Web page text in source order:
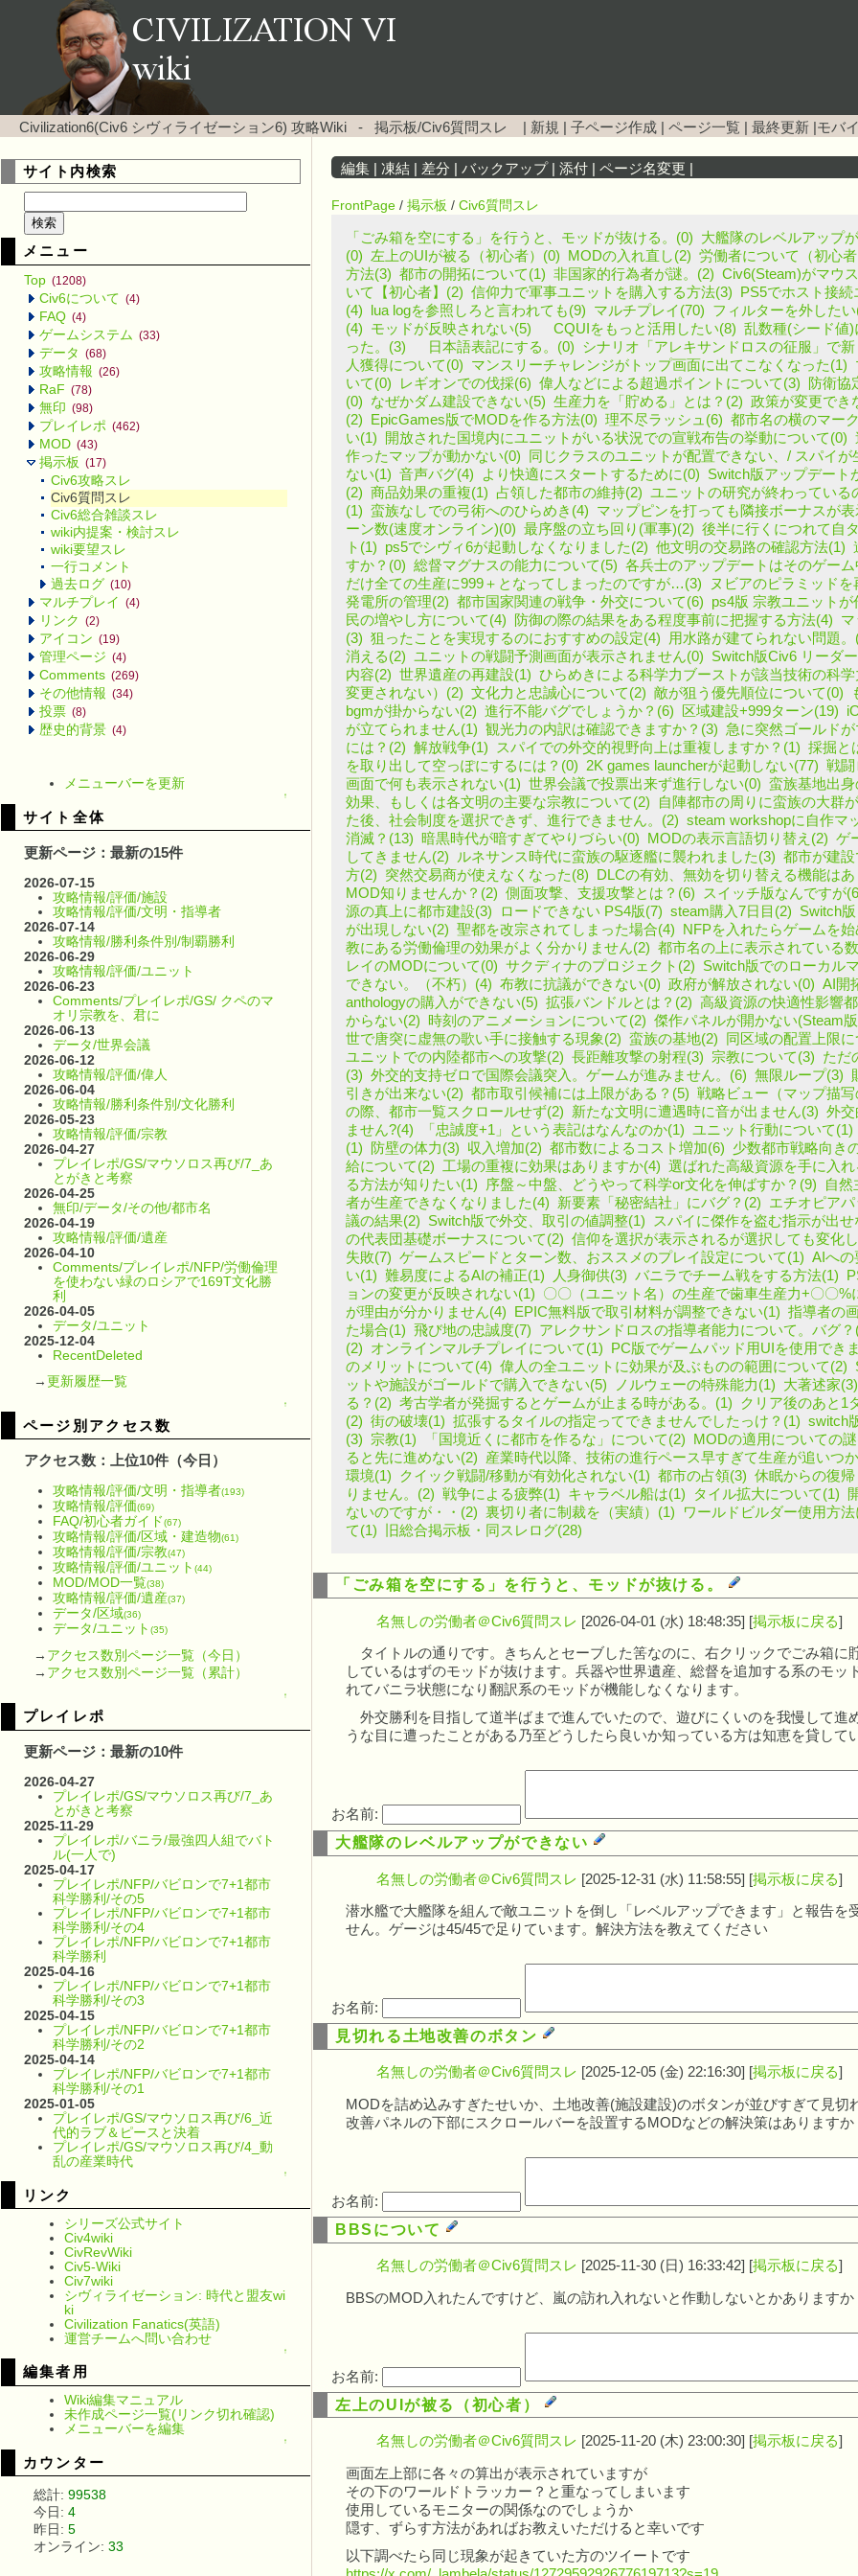
Civilization6(Civ6 シヴィライゼーション6) 攻略Wiki - 掲示板/Civ6質問スレ 新規 子ページ作成 ページ一覧 最終更新 モバ
サイト内検索
メニュー
Top (1208)
Civ6について (4)
FAQ (4)
ゲームシステム (33)
データ (68)
攻略情報 (26)
RaF (78)
無印 (98)
プレイレポ (462)
MOD (43)
掲示板 (17)
Civ6攻略スレ
Civ6質問スレ
Civ6総合雑談スレ
wiki内提案・検討スレ
wiki要望スレ
一行コメント
過去ログ (10)
マルチプレイ (4)
リンク (2)
アイコン (19)
管理ページ (4)
Comments (269)
その他情報 (34)
投票 (8)
歴史的背景 (4)
メニューバーを更新
↑
サイト全体
更新ページ：最新の15件
2026-07-15
攻略情報/評価/施設
攻略情報/評価/文明・指導者
2026-07-14
攻略情報/勝利条件別/制覇勝利
2026-06-29
攻略情報/評価/ユニット
2026-06-23
Comments/プレイレポ/GS/ クペのマ
オリ宗教を、君に
2026-06-13
データ/世界会議
2026-06-12
攻略情報/評価/偉人
2026-06-04
攻略情報/勝利条件別/文化勝利
2026-05-23
攻略情報/評価/宗教
2026-04-27
プレイレポ/GS/マウソロス再び/7_あ
とがきと考察
2026-04-25
無印/データ/その他/都市名
2026-04-19
攻略情報/評価/遺産
2026-04-10
Comments/プレイレポ/NFP/労働倫理
を使わない緑のロシアで169T文化勝
利
2026-04-05
データ/ユニット
2025-12-04
RecentDeleted
→更新履歴一覧
↑
ページ別アクセス数
アクセス数：上位10件（今日）
攻略情報/評価/文明・指導者(193)
攻略情報/評価(69)
FAQ/初心者ガイド(67)
攻略情報/評価/区域・建造物(61)
攻略情報/評価/宗教(47)
攻略情報/評価/ユニット (44)
MOD/MOD一覧(38)
攻略情報/評価/遺産(37)
データ/区域(36)
データ/ユニット (35)
→ アクセス数別ページ一覧（今日）
→ アクセス数別ページ一覧（累計）
↑
プレイレポ
更新ページ：最新の10件
2026-04-27
プレイレポ/GS/マウソロス再び/7_あ
とがきと考察
2025-11-29
プレイレポ/バニラ/最強四人組でバト
ル(一人で)
2025-04-17
プレイレポ/NFP/バビロンで7+1都市
科学勝利/その5
プレイレポ/NFP/バビロンで7+1都市
科学勝利/その4
プレイレポ/NFP/バビロンで7+1都市
科学勝利
2025-04-16
プレイレポ/NFP/バビロンで7+1都市
科学勝利/その3
2025-04-15
プレイレポ/NFP/バビロンで7+1都市
科学勝利/その2
2025-04-14
プレイレポ/NFP/バビロンで7+1都市
科学勝利/その1
2025-01-05
プレイレポ/GS/マウソロス再び/6_近
代的ラブ＆ピースと決着
プレイレポ/GS/マウソロス再び/4_動
乱の産業時代
↑
リンク
シリーズ公式サイト
Civ4wiki
CivRevWiki
Civ5-Wiki
Civ7wiki
シヴィライゼーション: 時代と盟友wi
ki
Civilization Fanatics(英語)
運営チームへ問い合わせ
↑
編集者用
Wiki編集マニュアル
未作成ページ一覧(リンク切れ確認)
メニューバーを編集
↑
カウンター
総計: 99538
今日: 4
昨日: 5
オンライン: 33
編集 凍結 差分 バックアップ| 添付 ページ名変更
FrontPage / 掲示板 / Civ6質問スレ
「ごみ箱を空にする」を行うと、モッドが抜ける。(0)
大艦隊のレベルアップ
(0)
左上のUIが被る（初心者）(0) MODの入れ直し(2) 労働者について（初心
方法(3) 都市の開拓について(1) 非国家的行為者が謎。(2) Civ6(Steam)がマウ
いて【初心者】(2) 信仰力で軍事ユニットを購入する方法(3)
PS5でホスト接
(4)
lua logを参照しろと言われても(9) マルチプレイ(70)
フィルターを外した
(4)
モッドが反映されない(5) CQUIをもっと活用したい(8) 乱数種(シード値)
った。(3)
日本語表記にする。(0)
シナリオ「アレキサンドロスの征服」で
人獲得について(0)
マンスリーチャレンジがトップ画面に出てこなくなった(1)
いて(0)
レギオンでの伐採(6) 偉人などによる超過ポイントについて(3)
防衛協
(0)
なぜかダム建設できない(5) 生産力を「貯める」とは？(2) 政策が変更でき
(2)
EpicGames版でMODを作る方法(0) 理不尽ラッシュ(6) 都市名の横のマー
い(1)
開放された国境内にユニットがいる状況での宣戦布告の挙動について(0)
作ったマップが動かない(0)
同じクラスのユニットが配置できない、/ スパイが
ない(1) 音声バグ(4) より快適にスタートするために(0)
Switch版アップデート
(2) 商品効果の重複(1) 占領した都市の維持(2) ユニットの研究が終わっている
(1) 蛮族なしでの弓術へのひらめき(4)
マップピンを打っても隣接ボーナスが
ーン数(速度オンライン)(0) 最序盤の立ち回り(軍事)(2) 後半に行くにつれて自
ト(1)
ps5でシヴィ6が起動しなくなりました(2) 他文明の交易路の確認方法(1)
すか？(0) 総督マグナスの能力について(5) 各兵士のアップデートはそのゲー
だけ全ての生産に999＋となってしまったのですが…(3)
ヌビアのピラミッド
発電所の管理(2) 都市国家関連の戦争・外交について(6)
ps4版 宗教ユニットが
民の増やし方について(4)
防御の際の結果をある程度事前に把握する方法(4)
(3) 狙ったことを実現するのにおすすめの設定(4)
用水路が建てられない問題。
消える(2) ユニットの戦闘予測画面が表示されません(0)
Switch版Civ6 リーダ
内容(2) 世界遺産の再建設(1) ひらめきによる科学力ブーストが該当技術の科
変更されない）(2) 文化力と忠誠心について(2) 敵が狙う優先順位について(0)
bgmが掛からない(2) 進行不能バグでしょうか？(6) 区域建設+999ターン(19)
が立てられません(1) 観光力の内訳は確認できますか？(3) 急に突然ゴールド
には？(2) 解放戦争(1) スパイでの外交的視野向上は重複しますか？(1) 採掘と
を取り出して空っぽにするには？(0)
2K games launcherが起動しない(77) 戦闘
画面で何も表示されない(1) 世界会議で投票出来ず進行しない(0) 蛮族基地出
効果、もしくは各文明の主要な宗教について(2)
自陣都市の周りに蛮族の大群
た後、社会制度を選択できず、進行できません。(2) steam workshopに自作マ
消滅？(13)
暗黒時代が暗すぎてやりづらい(0) MODの表示言語切り替え(2) ゲ
してきません(2)
ルネサンス時代に蛮族の駆逐艦に襲われました(3) 都市が建
方(2)
突然交易商が使えなくなった(8)
DLCの有効、無効を切り替える機能は
MOD知りませんか？(2) 側面攻撃、支援攻撃とは？(6)
スイッチ版なんですが
源の真上に都市建設(3)
ロードできない PS4版(7) steam購入7日目(2)
Switch
が出現しない(2) 聖都を改宗されてしまった場合(4)
NFPを入れたらゲームを
教にある労働倫理の効果がよく分かりません(2) 都市名の上に表示されている
レイのMODについて(0) サクディナのプロジェクト(2)
Switch版でのローカル
できない。（不朽）(4) 布教に抗議ができない(0) 政府が解放されない(0) AI開
anthologyの購入ができない(5) 拡張バンドルとは？(2) 高級資源の快適性影響
からない(2)
時刻のアニメーションについて(2) 傑作パネルが開かない(Steam
世で唐突に虚無の歌い手に接触する現象(2) 蛮族の基地(2)
同区域の配置上限
ユニットでの内陸都市への攻撃(2) 長距離攻撃の射程(3) 宗教について(3)
ただ
(3) 外交的支持ゼロで国際会議突入。ゲームが進みません。(6) 無限ループ(3)
引きが出来ない(2) 都市取引候補には上限がある？(5) 戦略ビュー（マップ描
の際、都市一覧スクロールせず(2)
新たな文明に遭遇時に音が出ません(3) 外交
ません?(4)
「忠誠度+1」という表記はなんなのか(1) ユニット行動について(1)
(1)
防壁の体力(3) 収入増加(2) 都市数によるコスト増加(6)
少数都市戦略向き
給について(2)
工場の重複に効果はありますか(4) 選ばれた高級資源を手に入
る方法が知りたい(1)
序盤～中盤、どうやって科学or文化を伸ばすか？(9)
自然
者が生産できなくなりました(4)
新要素「秘密結社」にバグ？(2)
エチオピア
議の結果(2)
Switch版で外交、取引の値調整(1)
スパイに傑作を盗む指示が出せ
の代表団基礎ボーナスについて(2) 信仰を選択が表示されるが選択しても変化
失敗(7) ゲームスピードとターン数、おススメのプレイ設定について(1) AIへの
い(1) 難易度によるAIの補正(1) 人身御供(3) バニラでチーム戦をする方法(1)
ョンの変更が反映されない(1)
〇〇（ユニット名）の生産で歯車生産力+〇〇%
が理由が分かりません(4)
EPIC無料版で取引材料が調整できない(1) 指導者の
た場合(1) 飛び地の忠誠度(7)
アレクサンドロスの指導者能力について。バグ？
(2)
オンラインマルチプレイについて(1)
PC版でゲームパッド用UIを使用でき
のメリットについて(4) 偉人の全ユニットに効果が及ぶものの範囲について(2)
ットや施設がゴールドで購入できない(5)
ノルウェーの特殊能力(1)
大著述家(3)
る？(2) 考古学者が発掘するとゲームが止まる時がある。(1)
クリア後のあと1
(2) 街の破壊(1) 拡張するタイルの指定ってできませんでしたっけ？(1) switch
(3)
宗教(1) 「国境近くに都市を作るな」について(2)
MODの適用についての
ると先に進めない(2)
産業時代以降、技術の進行ペース早すぎて生産が追いつ
環境(1)
クイック戦闘/移動が有効化されない(1) 都市の占領(3) 休眠からの復
りません。(2) 戦争による疲弊(1) キャラベル船は(1) タイル拡大について(1)
ないのですが・・(2) 裏切り者に制裁を（実績）(1)
ワールドビルダー使用方
て(1)
旧総合掲示板・同スレログ(28)
「ごみ箱を空にする」を行うと、モッドが抜ける。
名無しの労働者＠Civ6質問スレ [2026-04-01 (水) 18:48:35] [掲示板に戻る]
タイトルの通りです。きちんとセーブした筈なのに、右クリックでごみ箱に
しているはずのモッドが抜けます。兵器や世界遺産、総督を追加する系のモ
れてバニラ状態になり翻訳系のモッドが機能しなくなります。
外交勝利を目指して道半ばまで進んでいたので、遊びにくいのを我慢して進
うな目に遭ったことがある乃至どうしたら良いか知っている方は知恵を貸して
お名前:
大艦隊のレベルアップができない
名無しの労働者＠Civ6質問スレ [2025-12-31 (水) 11:58:55] [掲示板に戻る]
潜水艦で大艦隊を組んで敵ユニットを倒し「レベルアップできます」と報告
せん。ゲージは45/45で足りています。解決方法を教えてください
お名前:
見切れる土地改善のボタン
名無しの労働者＠Civ6質問スレ [2025-12-05 (金) 22:16:30] [掲示板に戻る]
MODを詰め込みすぎたせいか、土地改善(施設建設)のボタンが並びすぎて見切
改善パネルの下部にスクロールバーを設置するMODなどの解決策はありますか
お名前:
BBSについて
名無しの労働者＠Civ6質問スレ [2025-11-30 (日) 16:33:42] [掲示板に戻る]
BBSのMOD入れたんですけど、嵐の訪れ入れないと作動しないとかありますか
お名前:
左上のUIが被る（初心者）
名無しの労働者＠Civ6質問スレ [2025-11-20 (木) 23:00:30] [掲示板に戻る]
画面左上部に各々の算出が表示されていますが
その下のワールドトラッカー？と重なってしまいます
使用しているモニターの関係なのでしょうか
隠す、ずらす方法があればお教えいただけると幸いです
以下調べたら同じ現象が起きていた方のツイートです